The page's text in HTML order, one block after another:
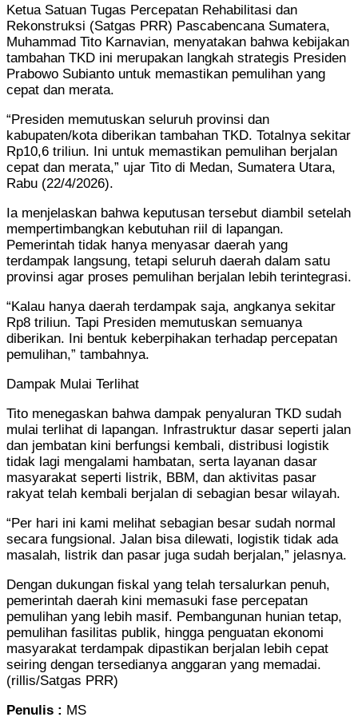
Ketua Satuan Tugas Percepatan Rehabilitasi dan
Rekonstruksi (Satgas PRR) Pascabencana Sumatera,
Muhammad Tito Karnavian, menyatakan bahwa kebijakan
tambahan TKD ini merupakan langkah strategis Presiden
Prabowo Subianto untuk memastikan pemulihan yang
cepat dan merata.
“Presiden memutuskan seluruh provinsi dan
kabupaten/kota diberikan tambahan TKD. Totalnya sekitar
Rp10,6 triliun. Ini untuk memastikan pemulihan berjalan
cepat dan merata,” ujar Tito di Medan, Sumatera Utara,
Rabu (22/4/2026).
Ia menjelaskan bahwa keputusan tersebut diambil setelah
mempertimbangkan kebutuhan riil di lapangan.
Pemerintah tidak hanya menyasar daerah yang
terdampak langsung, tetapi seluruh daerah dalam satu
provinsi agar proses pemulihan berjalan lebih terintegrasi.
“Kalau hanya daerah terdampak saja, angkanya sekitar
Rp8 triliun. Tapi Presiden memutuskan semuanya
diberikan. Ini bentuk keberpihakan terhadap percepatan
pemulihan,” tambahnya.
Dampak Mulai Terlihat
Tito menegaskan bahwa dampak penyaluran TKD sudah
mulai terlihat di lapangan. Infrastruktur dasar seperti jalan
dan jembatan kini berfungsi kembali, distribusi logistik
tidak lagi mengalami hambatan, serta layanan dasar
masyarakat seperti listrik, BBM, dan aktivitas pasar
rakyat telah kembali berjalan di sebagian besar wilayah.
“Per hari ini kami melihat sebagian besar sudah normal
secara fungsional. Jalan bisa dilewati, logistik tidak ada
masalah, listrik dan pasar juga sudah berjalan,” jelasnya.
Dengan dukungan fiskal yang telah tersalurkan penuh,
pemerintah daerah kini memasuki fase percepatan
pemulihan yang lebih masif. Pembangunan hunian tetap,
pemulihan fasilitas publik, hingga penguatan ekonomi
masyarakat terdampak dipastikan berjalan lebih cepat
seiring dengan tersedianya anggaran yang memadai.
(rillis/Satgas PRR)
Penulis : MS